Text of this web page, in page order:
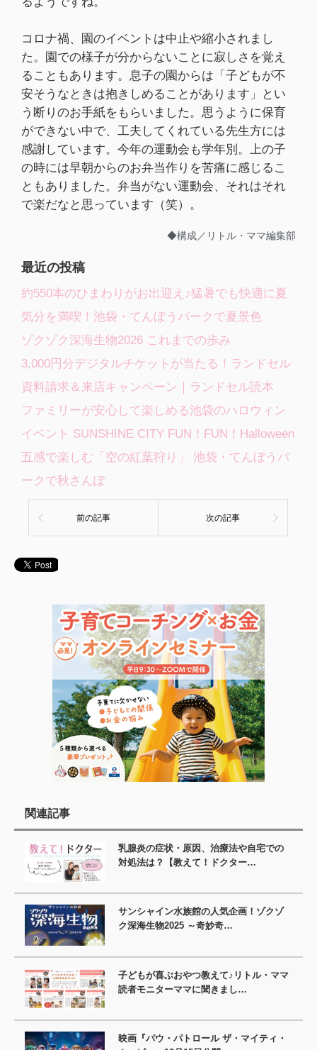
コロナ禍、園のイベントは中止や縮小されまし
た。園での様子が分からないことに寂しさを覚え
ることもあります。息子の園からは「子どもが不
安そうなときは抱きしめることがあります」とい
う断りのお手紙をもらいました。思うように保育
ができない中で、工夫してくれている先生方には
感謝しています。今年の運動会も学年別。上の子
の時には早朝からのお弁当作りを苦痛に感じるこ
ともありました。弁当がない運動会、それはそれ
で楽だなと思っています（笑）。
◆構成／リトル・ママ編集部
最近の投稿
約550本のひまわりがお出迎え♪猛暑でも快適に夏
気分を満喫！池袋・てんぼうパークで夏景色
ゾクゾク深海生物2026 これまでの歩み
3,000円分デジタルチケットが当たる！ランドセル
資料請求＆来店キャンペーン｜ランドセル読本
ファミリーが安心して楽しめる池袋のハロウィン
イベント SUNSHINE CITY FUN！FUN！Halloween
五感で楽しむ「空の紅葉狩り」 池袋・てんぼうパ
ークで秋さんぽ
前の記事 次の記事
関連記事
乳腺炎の症状・原因、治療法や自宅での
対処法は？【教えて！ドクター…
サンシャイン水族館の人気企画！ゾクゾ
ク深海生物2025 ～奇妙奇…
子どもが喜ぶおやつ教えて♪リトル・ママ
読者モニターママに聞きまし…
映画『パウ・パトロール ザ・マイティ・